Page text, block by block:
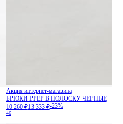
Акция интернет-магазина
БРЮКИ PPEP В ПОЛОСКУ ЧЕРНЫЕ
10 260 ₽13 333 ₽-23%
46